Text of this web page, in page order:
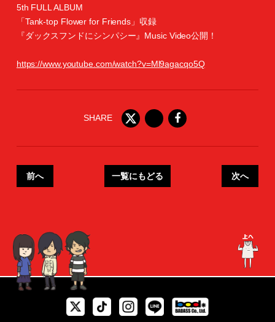
5th FULL ALBUM
「Tank-top Flower for Friends」収録
『ダックスフンドにシンパシー』Music Video公開！
https://www.youtube.com/watch?v=Ml9agacqo5Q
SHARE
前へ 一覧にもどる 次へ